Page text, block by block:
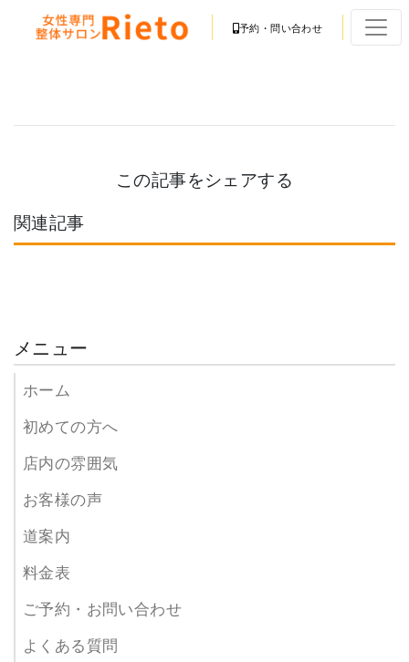
予約・問い合わせ
この記事をシェアする
関連記事
メニュー
ホーム
初めての方へ
店内の雰囲気
お客様の声
道案内
料金表
ご予約・お問い合わせ
よくある質問